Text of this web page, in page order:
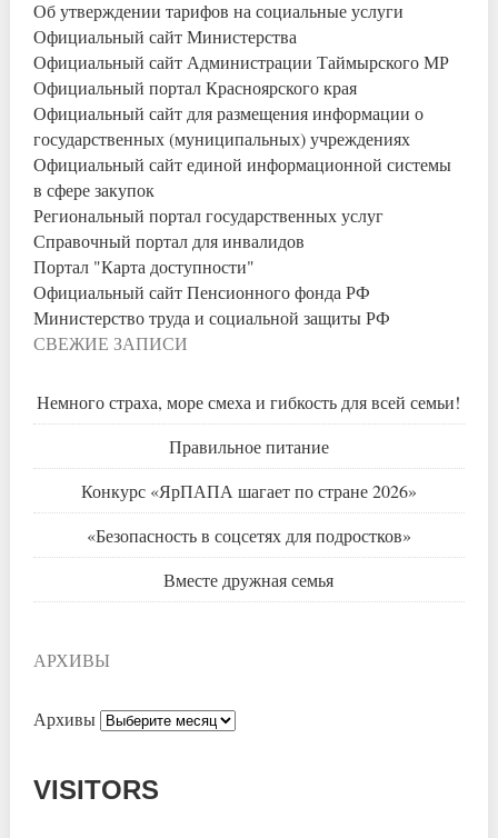
Об утверждении тарифов на социальные услуги
Официальный сайт Министерства
Официальный сайт Администрации Таймырского МР
Официальный портал Красноярского края
Официальный сайт для размещения информации о
государственных (муниципальных) учреждениях
Официальный сайт единой информационной системы
в сфере закупок
Региональный портал государственных услуг
Справочный портал для инвалидов
Портал "Карта доступности"
Официальный сайт Пенсионного фонда РФ
Министерство труда и социальной защиты РФ
СВЕЖИЕ ЗАПИСИ
Немного страха, море смеха и гибкость для всей семьи!
Правильное питание
Конкурс «ЯрПАПА шагает по стране 2026»
«Безопасность в соцсетях для подростков»
Вместе дружная семья
АРХИВЫ
Архивы
VISITORS